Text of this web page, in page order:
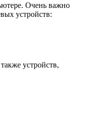
Очень важно
устройств:
устройств,